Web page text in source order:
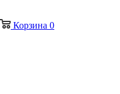
Корзина 0